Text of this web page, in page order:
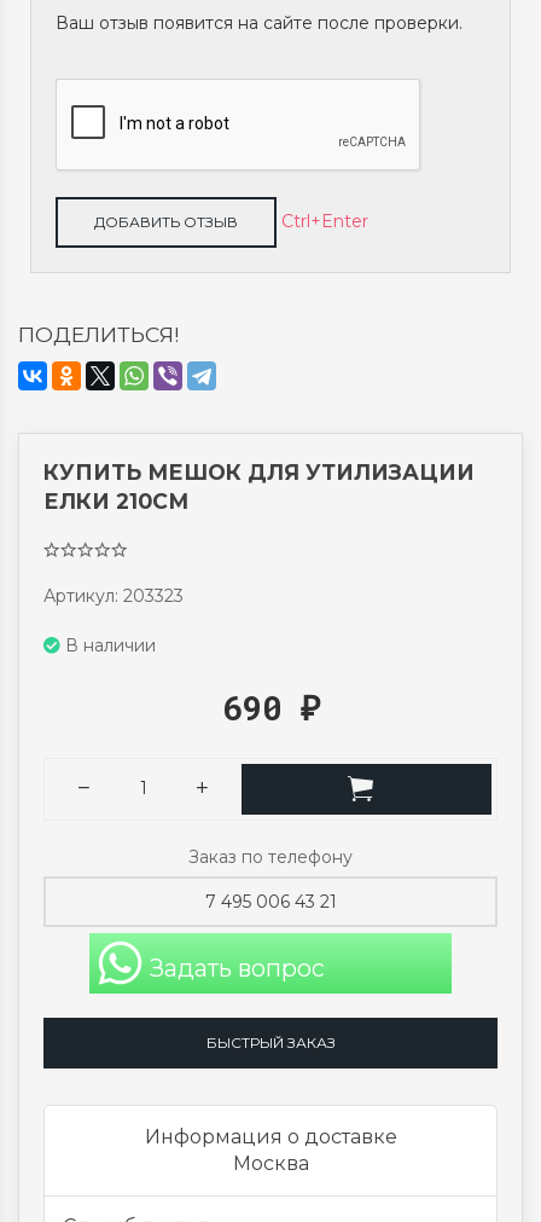
Ваш отзыв появится на сайте после проверки.
Ctrl+Enter
ПОДЕЛИТЬСЯ!
КУПИТЬ МЕШОК ДЛЯ УТИЛИЗАЦИИ
ЕЛКИ 210СМ
Артикул: 203323
В наличии
690 ₽
Заказ по телефону
7 495 006 43 21
Задать вопрос
БЫСТРЫЙ ЗАКАЗ
Информация о доставке
Москва